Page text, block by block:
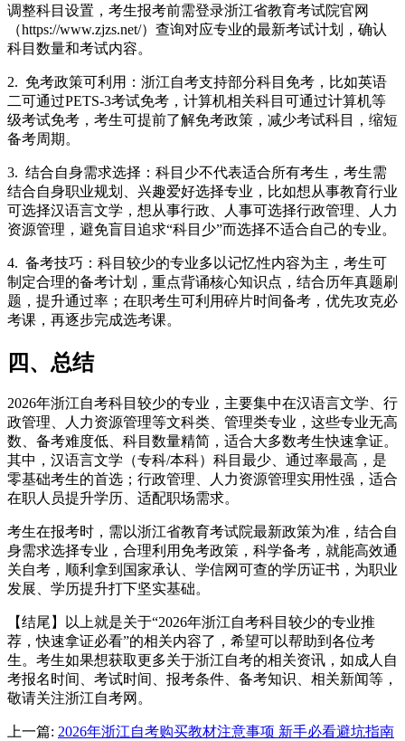
调整科目设置，考生报考前需登录浙江省教育考试院官网
（https://www.zjzs.net/）查询对应专业的最新考试计划，确认
科目数量和考试内容。
2. 免考政策可利用：浙江自考支持部分科目免考，比如英语
二可通过PETS-3考试免考，计算机相关科目可通过计算机等
级考试免考，考生可提前了解免考政策，减少考试科目，缩短
备考周期。
3. 结合自身需求选择：科目少不代表适合所有考生，考生需
结合自身职业规划、兴趣爱好选择专业，比如想从事教育行业
可选择汉语言文学，想从事行政、人事可选择行政管理、人力
资源管理，避免盲目追求“科目少”而选择不适合自己的专业。
4. 备考技巧：科目较少的专业多以记忆性内容为主，考生可
制定合理的备考计划，重点背诵核心知识点，结合历年真题刷
题，提升通过率；在职考生可利用碎片时间备考，优先攻克必
考课，再逐步完成选考课。
四、总结
2026年浙江自考科目较少的专业，主要集中在汉语言文学、行
政管理、人力资源管理等文科类、管理类专业，这些专业无高
数、备考难度低、科目数量精简，适合大多数考生快速拿证。
其中，汉语言文学（专科/本科）科目最少、通过率最高，是
零基础考生的首选；行政管理、人力资源管理实用性强，适合
在职人员提升学历、适配职场需求。
考生在报考时，需以浙江省教育考试院最新政策为准，结合自
身需求选择专业，合理利用免考政策，科学备考，就能高效通
关自考，顺利拿到国家承认、学信网可查的学历证书，为职业
发展、学历提升打下坚实基础。
【结尾】以上就是关于“2026年浙江自考科目较少的专业推
荐，快速拿证必看”的相关内容了，希望可以帮助到各位考
生。考生如果想获取更多关于浙江自考的相关资讯，如成人自
考报名时间、考试时间、报考条件、备考知识、相关新闻等，
敬请关注浙江自考网。
上一篇: 2026年浙江自考购买教材注意事项 新手必看避坑指南